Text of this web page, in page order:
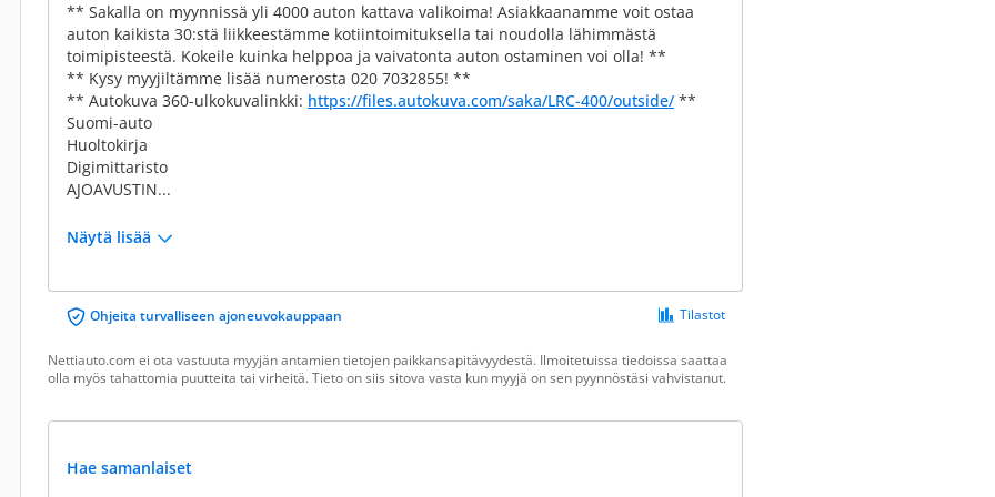
** Sakalla on myynnissä yli 4000 auton kattava valikoima! Asiakkaanamme voit ostaa
auton kaikista 30:stä liikkeestämme kotiintoimituksella tai noudolla lähimmästä
toimipisteestä. Kokeile kuinka helppoa ja vaivatonta auton ostaminen voi olla! **
** Kysy myyjiltämme lisää numerosta 020 7032855! **
** Autokuva 360-ulkokuvalinkki: https://files.autokuva.com/saka/LRC-400/outside/ **
Suomi-auto
Huoltokirja
Digimittaristo
AJOAVUSTIN...
Näytä lisää
Ohjeita turvalliseen ajoneuvokauppaan Tilastot
Nettiauto.com ei ota vastuuta myyjän antamien tietojen paikkansapitävyydestä. Ilmoitetuissa tiedoissa saattaa
olla myös tahattomia puutteita tai virheitä. Tieto on siis sitova vasta kun myyjä on sen pyynnöstäsi vahvistanut.
Hae samanlaiset